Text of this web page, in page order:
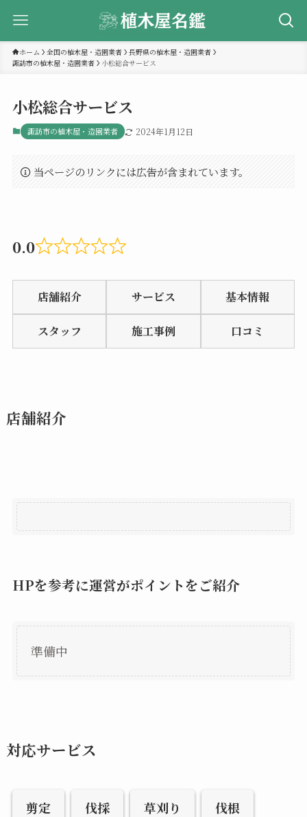
ホーム 全国の植木屋・造園業者
長野県の植木屋・造園業者
諏訪市の植木屋・造園業者
小松総合サービス
小松総合サービス
諏訪市の植木屋・造園業者 2024年1月12日
当ページのリンクには広告が含まれています。
0.0
Rated
0.0
out
5
店舗紹介 サービス 基本情報
スタッフ 施工事例 口コミ
店舗紹介
HPを参考に運営がポイントをご紹介
準備中
対応サービス
剪定 伐採 草刈り 伐根